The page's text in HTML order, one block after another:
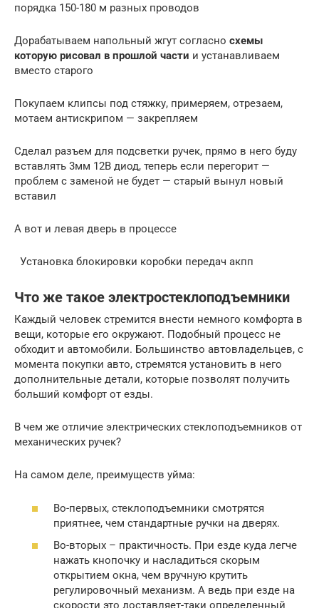
порядка 150-180 м разных проводов
Дорабатываем напольный жгут согласно схемы
которую рисовал в прошлой части и устанавливаем
вместо старого
Покупаем клипсы под стяжку, примеряем, отрезаем,
мотаем антискрипом — закрепляем
Сделал разъем для подсветки ручек, прямо в него буду
вставлять 3мм 12В диод, теперь если перегорит —
проблем с заменой не будет — старый вынул новый
вставил
А вот и левая дверь в процессе
Установка блокировки коробки передач акпп
Что же такое электростеклоподъемники
Каждый человек стремится внести немного комфорта в
вещи, которые его окружают. Подобный процесс не
обходит и автомобили. Большинство автовладельцев, с
момента покупки авто, стремятся установить в него
дополнительные детали, которые позволят получить
больший комфорт от езды.
В чем же отличие электрических стеклоподъемников от
механических ручек?
На самом деле, преимуществ уйма:
Во-первых, стеклоподъемники смотрятся
приятнее, чем стандартные ручки на дверях.
Во-вторых – практичность. При езде куда легче
нажать кнопочку и насладиться скорым
открытием окна, чем вручную крутить
регулировочный механизм. А ведь при езде на
скорости это доставляет-таки определенный